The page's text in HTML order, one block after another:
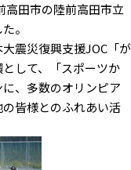
高田市の陸前高田市立
。
震災復興支援JOC「が
して、「スポーツか
、多数のオリンピア
皆様とのふれあい活